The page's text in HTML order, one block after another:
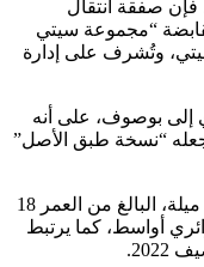
فإن صفقة انتقال
“مجموعة سيتي
وتُشرف على إدارة
إلى بوصوف، على أنه
“نسخة طبق الأصل”
وسبق للمهاجم إسحاق بوصوف – إبن ولاية ميلة، البالغ من العمر 18
أواسط، كما يرتبط